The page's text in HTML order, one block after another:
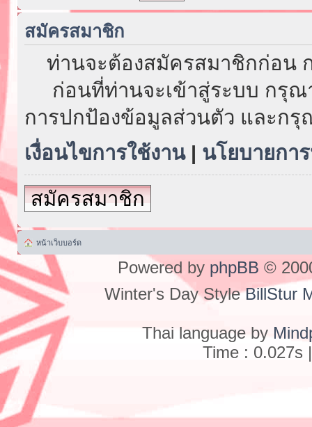
สมัครสมาชิก
ท่านจะต้องสมัครสมาชิกก่อน
ก่อนที่ท่านจะเข้าสู่ระบบ กรุณ
การปกป้องข้อมูลส่วนตัว และก
เงื่อนไขการใช้งาน| นโยบายกา
สมัครสมาชิก
หน้าเว็บบอร์ด
Powered by phpBB ©
Winter's Day StyleBillStur
Thai language by
Time : 0.027s